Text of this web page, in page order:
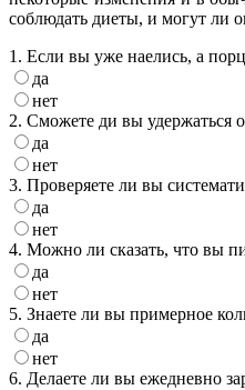
соблюдать диеты, и могут ли
1. Если вы уже наелись, а
да
нет
2. Сможете ди вы удержаться
да
нет
3. Проверяете ли вы
да
нет
4. Можно ли сказать, что вы
да
нет
5. Знаете ли вы примерное
да
нет
6. Делаете ли вы ежедневно